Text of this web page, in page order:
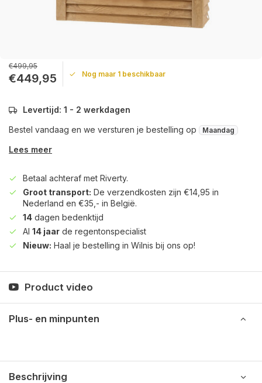
€499,95
€449,95 Nog maar 1 beschikbaar
Levertijd: 1 - 2 werkdagen
Bestel vandaag en we versturen je bestelling op
Maandag
Lees meer
Betaal achteraf met Riverty.
Groot transport: De verzendkosten zijn €14,95 in
Nederland en €35,- in België.
14 dagen bedenktijd
Al 14 jaar de regentonspecialist
Nieuw: Haal je bestelling in Wilnis bij ons op!
Product video
Plus- en minpunten
Beschrijving